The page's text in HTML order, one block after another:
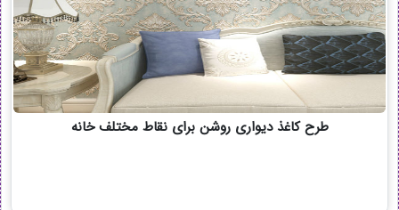
طرح کاغذ دیواری روشن برای نقاط مختلف خانه